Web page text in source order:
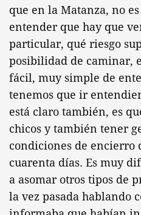
que en la Matanza, no
entender que hay que
particular, qué riesgo
posibilidad de caminar,
fácil, muy simple de
tenemos que ir
está claro también, es
chicos y también tener
condiciones de encierro
cuarenta días. Es muy
a asomar otros tipos de
la vez pasada hablando